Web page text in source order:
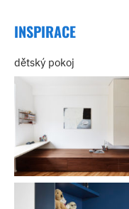
INSPIRACE
dětský pokoj